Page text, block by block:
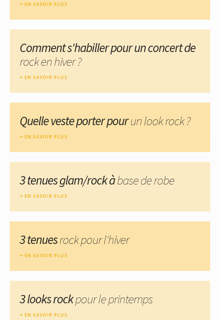
EN SAVOIR PLUS
Comment s'habiller pour un concert de
rock en hiver ?
EN SAVOIR PLUS
Quelle veste porter pourun look rock ?
EN SAVOIR PLUS
3 tenues glam/rock àbase de robe
EN SAVOIR PLUS
3 tenuesrock pour l'hiver
EN SAVOIR PLUS
3 looks rockpour le printemps
EN SAVOIR PLUS